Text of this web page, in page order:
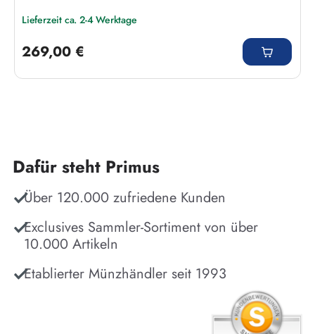
Lieferzeit ca. 2-4 Werktage
269,00 €
Dafür steht Primus
Über 120.000 zufriedene Kunden
Exclusives Sammler-Sortiment von über
10.000 Artikeln
Etablierter Münzhändler seit 1993